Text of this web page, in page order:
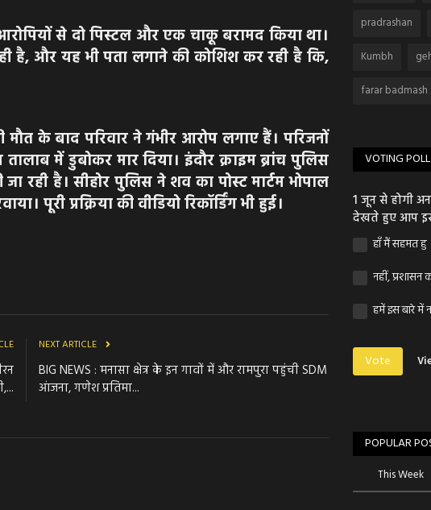
से दो पिस्टल और एक चाकू बरामद किया था।
है, और यह भी पता लगाने की कोशिश कर रही है कि,
के बाद परिवार ने गंभीर आरोप लगाए हैं। परिजनों
में डुबोकर मार दिया। इंदौर क्राइम ब्रांच पुलिस
रही है। सीहोर पुलिस ने शव का पोस्ट मार्टम भोपाल
पूरी प्रक्रिया की वीडियो रिकॉर्डिंग भी हुई।
NEXT ARTICLE
BIG NEWS : मनासा क्षेत्र के इन गावों में और रामपुरा पहुंची SDM
आंजना, गणेश प्रतिमा...
pradrashan
Kumbh
farar badmash
VOTING POLL
1 जून से होगी
देखते हुए आप
हाँ मैं सहमत हु
नहीं, प्रशासन
हमें इस बारे में
Vote
POPULAR
This Week